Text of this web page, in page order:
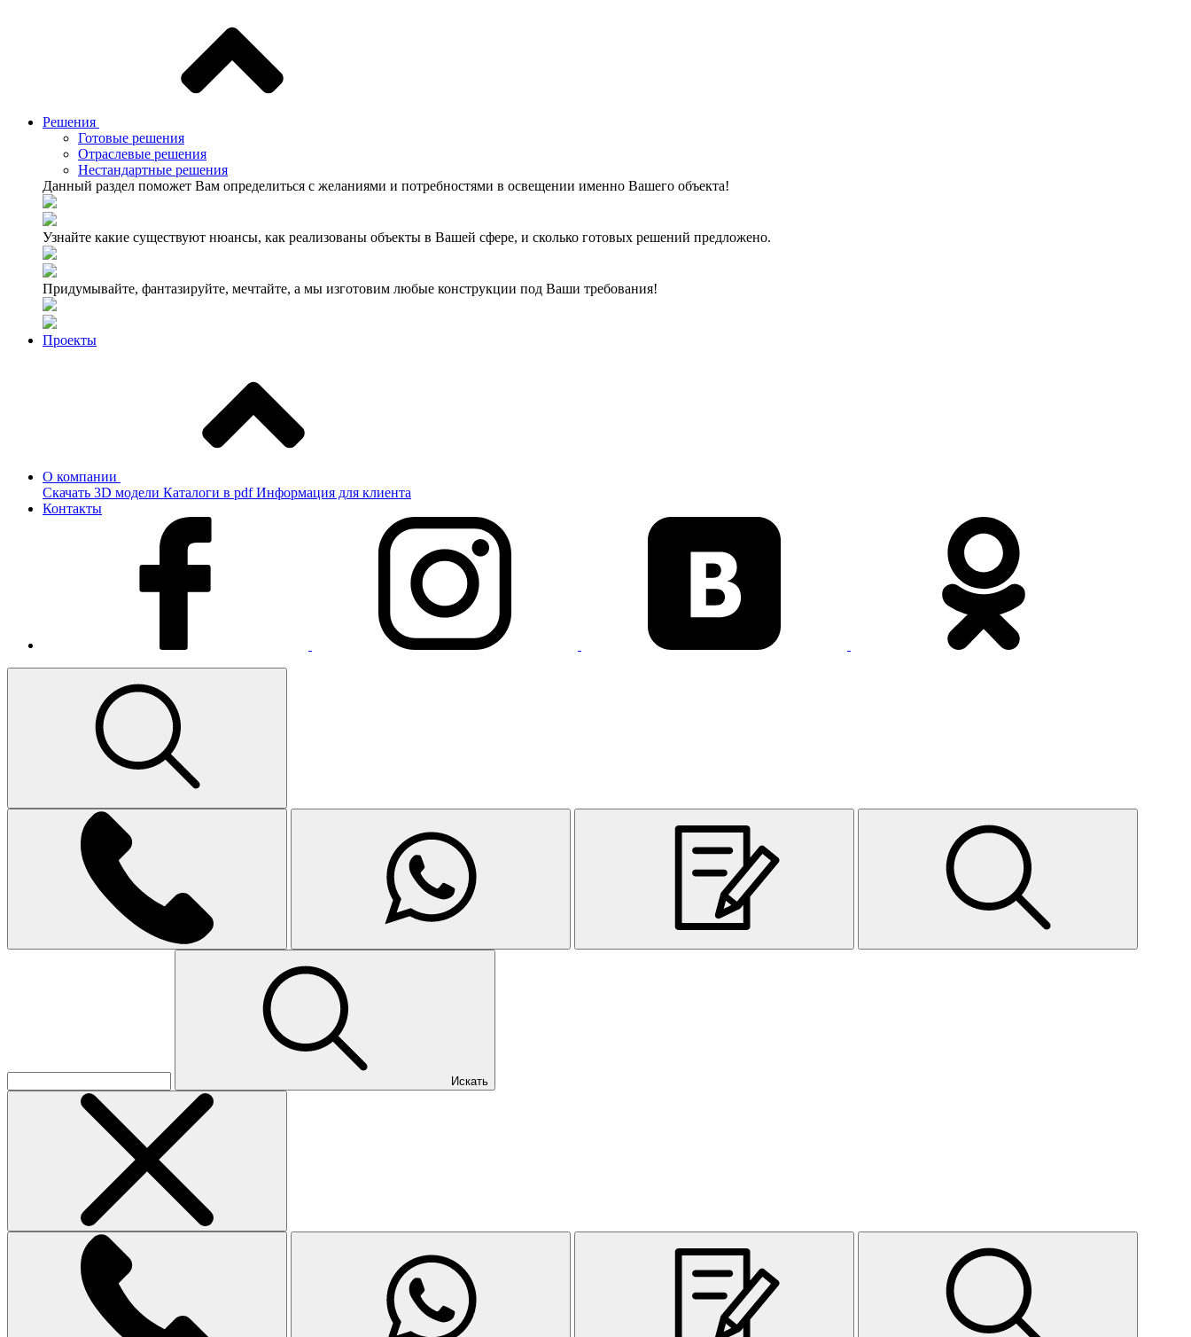
Решения
Готовые решения
Отраслевые решения
Нестандартные решения
Данный раздел поможет Вам определиться с желаниями и потребностями в освещении именно Вашего объекта!
Узнайте какие существуют нюансы, как реализованы объекты в Вашей сфере, и сколько готовых решений предложено.
Придумывайте, фантазируйте, мечтайте, а мы изготовим любые конструкции под Ваши требования!
Проекты
О компании
Скачать 3D модели Каталоги в pdf Информация для клиента
Контакты
Искать